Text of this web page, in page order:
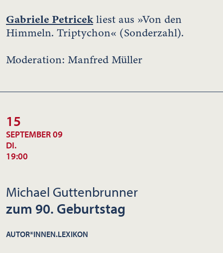
Gabriele Petricekliest aus »Von den
Himmeln. Triptychon« (Sonderzahl).
Moderation: Manfred Müller
15
SEPTEMBER 09
DI.
19:00
Michael Guttenbrunner
zum 90. Geburtstag
AUTOR*INNEN.LEXIKON